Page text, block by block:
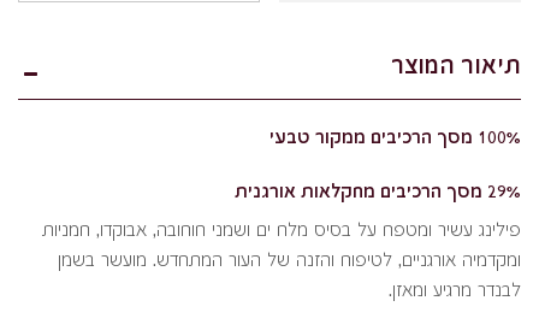
תיאור המוצר
100% מסך הרכיבים ממקור טבעי
29% מסך הרכיבים מחקלאות אורגנית
פילינג עשיר ומטפח על בסיס מלח ים ושמני חוחובה, אבוקדו, חמניות
ומקדמיה אורגניים, לטיפוח והזנה של העור המתחדש. מועשר בשמן
לבנדר מרגיע ומאזן.